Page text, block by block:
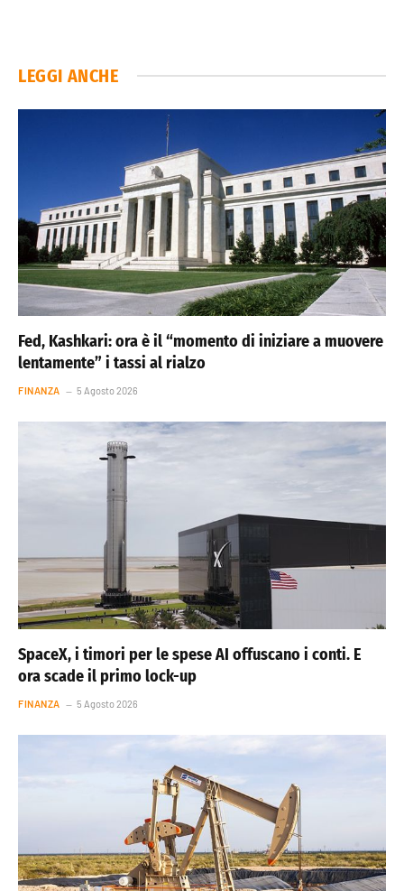
LEGGI ANCHE
Fed, Kashkari: ora è il “momento di iniziare a muovere
lentamente” i tassi al rialzo
FINANZA 5 Agosto 2026
SpaceX, i timori per le spese AI offuscano i conti. E
ora scade il primo lock-up
FINANZA 5 Agosto 2026